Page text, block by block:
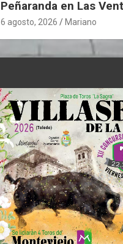
Peñaranda en Las
6 agosto, 2026 Mariano